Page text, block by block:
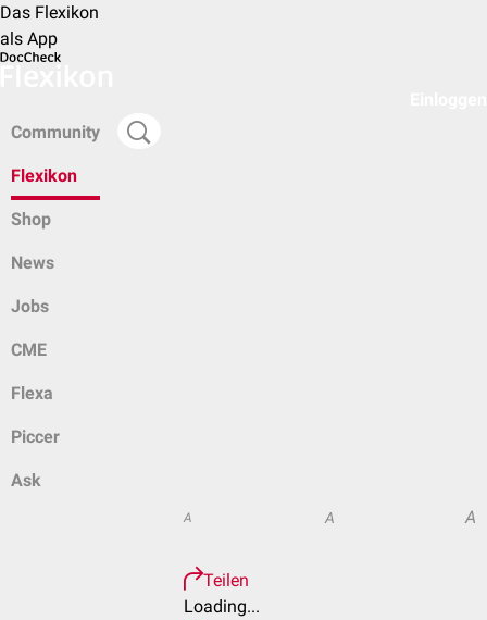
Das Flexikon
als App
Community
Flexikon
Shop
News
Jobs
CME
Flexa
Piccer
Ask
A A A
Teilen
Loading...